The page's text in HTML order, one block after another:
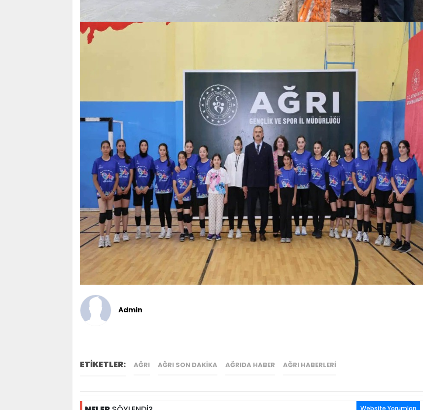
Admin
ETİKETLER: AĞRI AĞRI SON DAKIKA AĞRIDA HABER AĞRI HABERLERI
Website Yorumları